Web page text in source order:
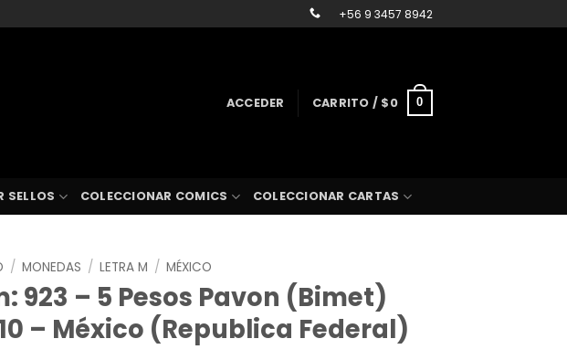
+56 9 3457 8942
ACCEDER CARRITO / $0 0
SELLOS COLECCIONAR COMICS COLECCIONAR CARTAS
/ MONEDAS / LETRA M / MÉXICO
923 – 5 Pesos Pavon (Bimet)
– México (Republica Federal)